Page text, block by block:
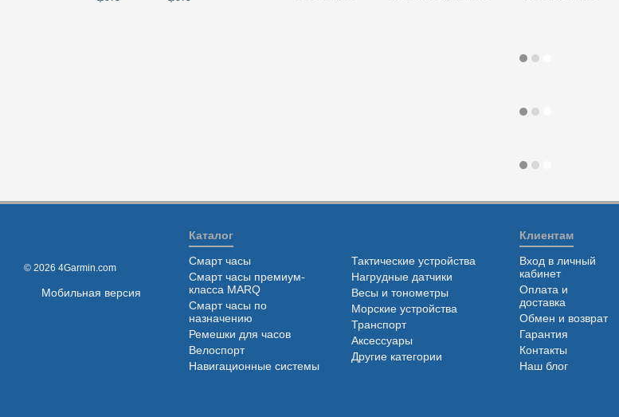
© 2026 4Garmin.com
Мобильная версия
Каталог
Смарт часы
Смарт часы премиум-
класса MARQ
Смарт часы по
назначению
Ремешки для часов
Велоспорт
Навигационные системы
Тактические устройства
Нагрудные датчики
Весы и тонометры
Морские устройства
Транспорт
Аксессуары
Другие категории
Клиентам
Вход в личный
кабинет
Оплата и
доставка
Обмен и возврат
Гарантия
Контакты
Наш блог